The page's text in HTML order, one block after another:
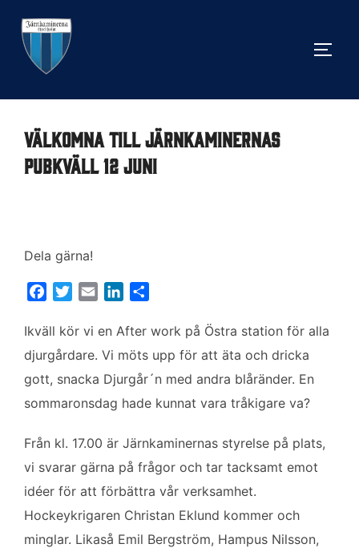
innehåll
Välkomna till Järnkaminernas
pubkväll 12 juni
Dela gärna!
c
e
b
o
o
i
t
e
r
a
n
k
d
I
l
a
Ikväll kör vi en After work på Östra station för alla
djurgårdare. Vi möts upp för att äta och dricka
gott, snacka Djurgår´n med andra blåränder. En
sommaronsdag hade kunnat vara tråkigare va?
Från kl. 17.00 är Järnkaminernas styrelse på plats,
vi svarar gärna på frågor och tar tacksamt emot
idéer för att förbättra vår verksamhet.
Hockeykrigaren Christan Eklund kommer och
minglar. Likaså Emil Bergström, Hampus Nilsson,